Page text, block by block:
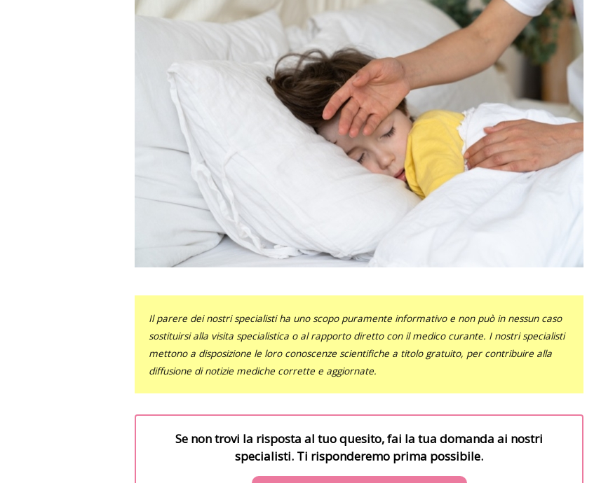
Il parere dei nostri specialisti ha uno scopo puramente informativo e non può in nessun caso
sostituirsi alla visita specialistica o al rapporto diretto con il medico curante. I nostri specialisti
mettono a disposizione le loro conoscenze scientifiche a titolo gratuito, per contribuire alla
diffusione di notizie mediche corrette e aggiornate.
Se non trovi la risposta al tuo quesito, fai la tua domanda ai nostri
specialisti. Ti risponderemo prima possibile.